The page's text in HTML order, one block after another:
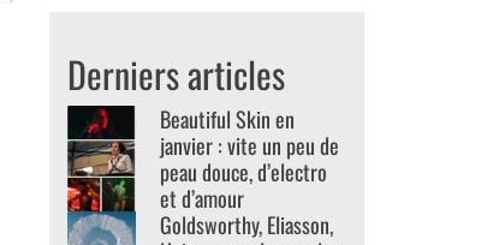
Derniers articles
Beautiful Skin en
janvier : vite un peu de
peau douce, d’electro
et d’amour
Goldsworthy, Eliasson,